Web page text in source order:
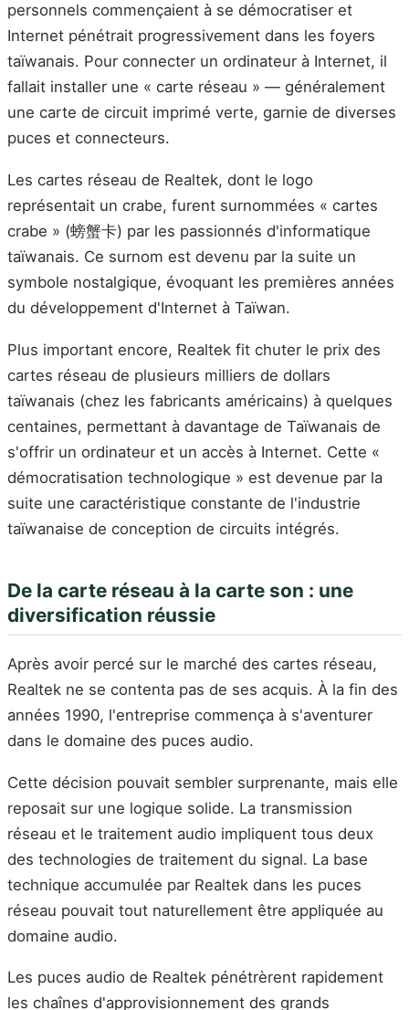
personnels commençaient à se démocratiser et
Internet pénétrait progressivement dans les foyers
taïwanais. Pour connecter un ordinateur à Internet, il
fallait installer une « carte réseau » — généralement
une carte de circuit imprimé verte, garnie de diverses
puces et connecteurs.
Les cartes réseau de Realtek, dont le logo
représentait un crabe, furent surnommées « cartes
crabe » (螃蟹卡) par les passionnés d'informatique
taïwanais. Ce surnom est devenu par la suite un
symbole nostalgique, évoquant les premières années
du développement d'Internet à Taïwan.
Plus important encore, Realtek fit chuter le prix des
cartes réseau de plusieurs milliers de dollars
taïwanais (chez les fabricants américains) à quelques
centaines, permettant à davantage de Taïwanais de
s'offrir un ordinateur et un accès à Internet. Cette «
démocratisation technologique » est devenue par la
suite une caractéristique constante de l'industrie
taïwanaise de conception de circuits intégrés.
De la carte réseau à la carte son : une
diversification réussie
Après avoir percé sur le marché des cartes réseau,
Realtek ne se contenta pas de ses acquis. À la fin des
années 1990, l'entreprise commença à s'aventurer
dans le domaine des puces audio.
Cette décision pouvait sembler surprenante, mais elle
reposait sur une logique solide. La transmission
réseau et le traitement audio impliquent tous deux
des technologies de traitement du signal. La base
technique accumulée par Realtek dans les puces
réseau pouvait tout naturellement être appliquée au
domaine audio.
Les puces audio de Realtek pénétrèrent rapidement
les chaînes d'approvisionnement des grands